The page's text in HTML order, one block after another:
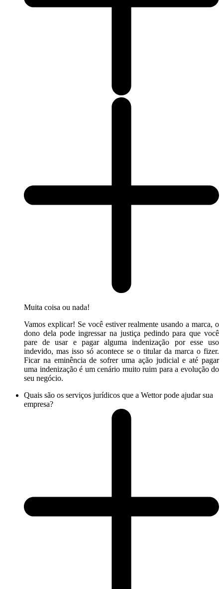
Muita coisa ou nada!
Vamos explicar! Se você estiver realmente usando a marca, o
dono dela pode ingressar na justiça pedindo para que você
pare de usar e pagar alguma indenização por esse uso
indevido, mas isso só acontece se o titular da marca o fizer.
Ficar na eminência de sofrer uma ação judicial e até pagar
uma indenização é um cenário muito ruim para a evolução do
seu negócio.
Quais são os serviços jurídicos que a Wettor pode ajudar sua
empresa?